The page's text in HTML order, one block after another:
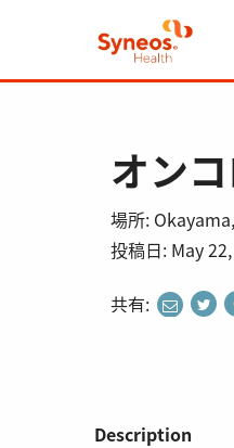
オン
場所:
投稿日: May
共有: share
Description